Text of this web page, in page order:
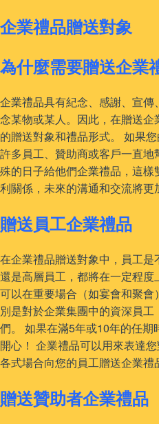
企業禮品贈送對象
為什麼需要贈送企業
企業禮品具有紀念、感謝、宣
念某物或某人。因此，在贈送
的贈送對象和禮品形式。 如果
許多員工、贊助商或客戶一直
殊的日子給他們企業禮品，這
利關係，未來的溝通和交流將更
贈送員工企業禮品
在企業禮品贈送對象中，員工
還是高層員工，都將在一定程
可以在重要場合（如宴會和聚
別是對於企業集團中的資深員
們。 如果在滿5年或10年的任
開心！ 企業禮品可以用來表達
各式場合向您的員工贈送企業禮
贈送贊助者企業禮品